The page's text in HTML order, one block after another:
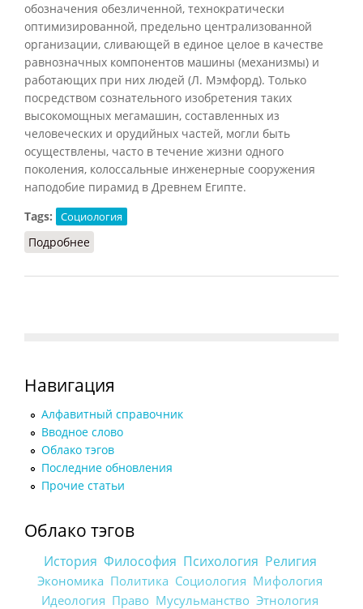
обозначения обезличенной, технократически
оптимизированной, предельно централизованной
организации, сливающей в единое целое в качестве
равнозначных компонентов машины (механизмы) и
работающих при них людей (Л. Мэмфорд). Только
посредством сознательного изобретения таких
высокомощных мегамашин, составленных из
человеческих и орудийных частей, могли быть
осуществлены, часто в течение жизни одного
поколения, колоссальные инженерные сооружения
наподобие пирамид в Древнем Египте.
Tags:
Социология
Подробнее
Навигация
Алфавитный справочник
Вводное слово
Облако тэгов
Последние обновления
Прочие статьи
Облако тэгов
История Философия Психология Религия
Экономика Политика Социология Мифология
Идеология Право Мусульманство Этнология